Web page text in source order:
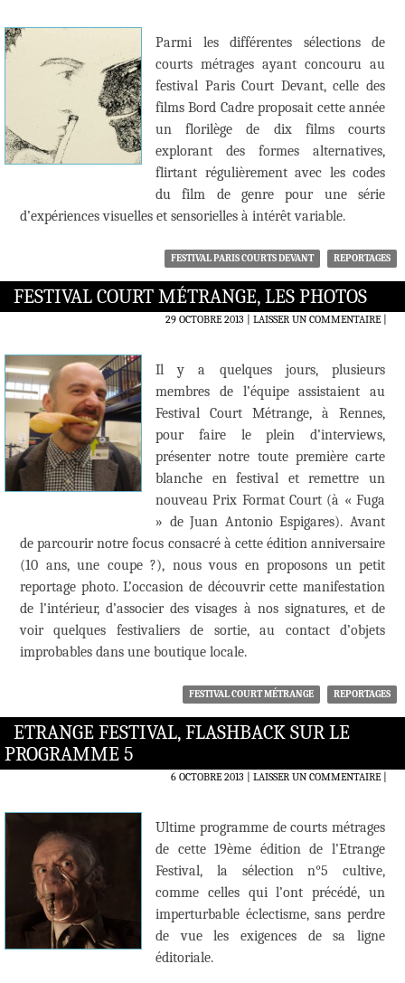
Parmi les différentes sélections de
courts métrages ayant concouru au
festival Paris Court Devant, celle des
films Bord Cadre proposait cette année
un florilège de dix films courts
explorant des formes alternatives,
flirtant régulièrement avec les codes
du film de genre pour une série
d’expériences visuelles et sensorielles à intérêt variable.
FESTIVAL PARIS COURTS DEVANT REPORTAGES
FESTIVAL COURT MÉTRANGE, LES PHOTOS
29 OCTOBRE 2013 LAISSER UN COMMENTAIRE|
Il y a quelques jours, plusieurs
membres de l’équipe assistaient au
Festival Court Métrange, à Rennes,
pour faire le plein d’interviews,
présenter notre toute première carte
blanche en festival et remettre un
nouveau Prix Format Court (à « Fuga
» de Juan Antonio Espigares). Avant
de parcourir notre focus consacré à cette édition anniversaire
(10 ans, une coupe ?), nous vous en proposons un petit
reportage photo. L’occasion de découvrir cette manifestation
de l’intérieur, d’associer des visages à nos signatures, et de
voir quelques festivaliers de sortie, au contact d’objets
improbables dans une boutique locale.
FESTIVAL COURT MÉTRANGE REPORTAGES
ETRANGE FESTIVAL, FLASHBACK SUR LE
PROGRAMME 5
6 OCTOBRE 2013 LAISSER UN COMMENTAIRE|
Ultime programme de courts métrages
de cette 19ème édition de l’Etrange
Festival, la sélection n°5 cultive,
comme celles qui l’ont précédé, un
imperturbable éclectisme, sans perdre
de vue les exigences de sa ligne
éditoriale.